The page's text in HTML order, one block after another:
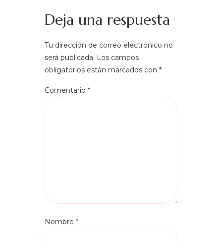
Deja una respuesta
Tu dirección de correo electrónico no
será publicada. Los campos
obligatorios están marcados con *
Comentario *
Nombre *